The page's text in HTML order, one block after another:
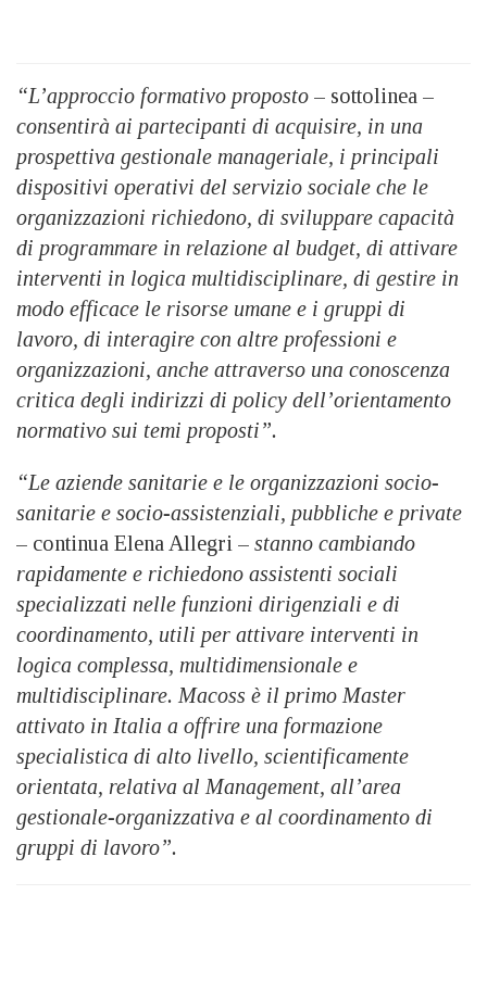
“L’approccio formativo proposto – sottolinea –
consentirà ai partecipanti di acquisire, in una
prospettiva gestionale manageriale, i principali
dispositivi operativi del servizio sociale che le
organizzazioni richiedono, di sviluppare capacità
di programmare in relazione al budget, di attivare
interventi in logica multidisciplinare, di gestire in
modo efficace le risorse umane e i gruppi di
lavoro, di interagire con altre professioni e
organizzazioni, anche attraverso una conoscenza
critica degli indirizzi di policy dell’orientamento
normativo sui temi proposti”.
“Le aziende sanitarie e le organizzazioni socio-
sanitarie e socio-assistenziali, pubbliche e private
– continua Elena Allegri – stanno cambiando
rapidamente e richiedono assistenti sociali
specializzati nelle funzioni dirigenziali e di
coordinamento, utili per attivare interventi in
logica complessa, multidimensionale e
multidisciplinare. Macoss è il primo Master
attivato in Italia a offrire una formazione
specialistica di alto livello, scientificamente
orientata, relativa al Management, all’area
gestionale-organizzativa e al coordinamento di
gruppi di lavoro”.